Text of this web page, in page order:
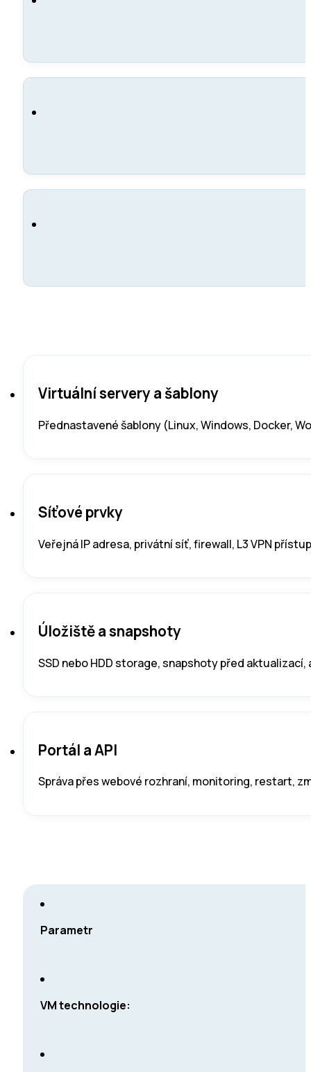
Virtuální servery a šablony
Přednastavené šablony (Linux, Windows, Docker,
Síťové prvky
Veřejná IP adresa, privátní síť, firewall, L3 VPN
Úložiště a snapshoty
SSD nebo HDD storage, snapshoty před
Portál a API
Správa přes webové rozhraní, monitoring, restart,
Parametr
VM technologie: